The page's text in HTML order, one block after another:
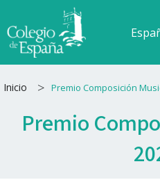
al
contenido
Inicio > Premio Composición
Premio